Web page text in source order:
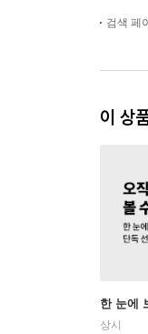
검색 페
이 상
한 눈에
상시